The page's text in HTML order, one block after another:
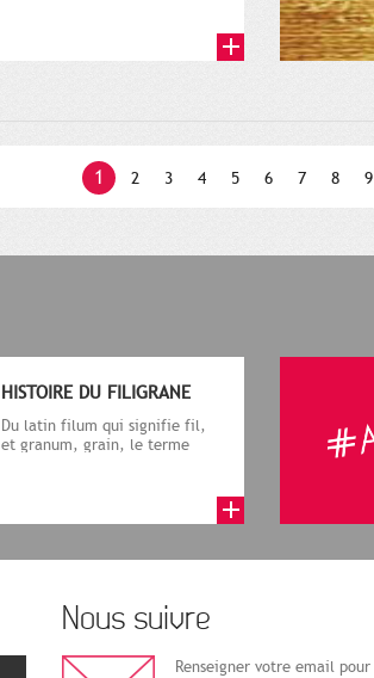
1 2 3 4 5 6 7 8 9
HISTOIRE DU FILIGRANE
Du latin filum qui signifie fil,
et granum, grain, le terme
Nous suivre
Renseigner votre email pour